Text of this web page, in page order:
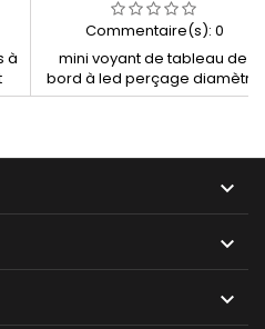
à
Commentaire(s): 0
mini voyant de tableau de
bord à led perçage diamètre
10mm JAUNE 6/12 volts


